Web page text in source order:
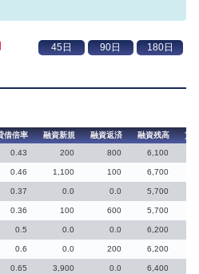
借倍率 融資新規 融資返済 融資残高
貸
0.43 200 800 6,100
0.46 1,100 100 6,700
0.37 0.0 0.0 5,700
0.36 100 600 5,700
0.5 0.0 0.0 6,200
0.6 0.0 200 6,200
0.65 3,900 0.0 6,400